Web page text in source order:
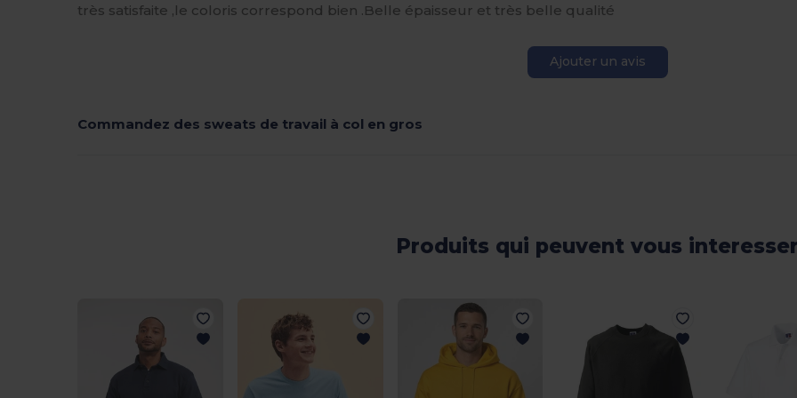
très satisfaite ,le coloris correspond bien .Belle épaisseur et très belle qualité
Ajouter un avis
Commandez des sweats de travail à col en gros
Produits qui peuvent vous